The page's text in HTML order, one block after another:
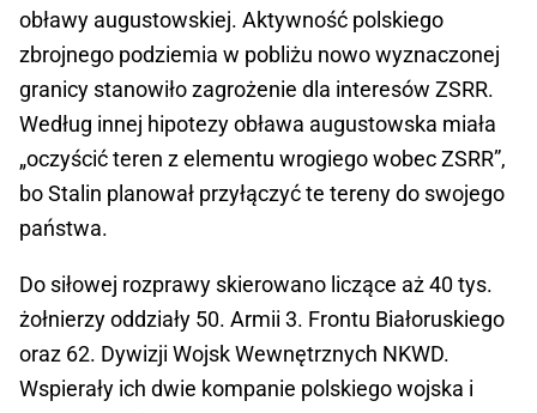
obławy augustowskiej. Aktywność polskiego
zbrojnego podziemia w pobliżu nowo wyznaczonej
granicy stanowiło zagrożenie dla interesów ZSRR.
Według innej hipotezy obława augustowska miała
„oczyścić teren z elementu wrogiego wobec ZSRR”,
bo Stalin planował przyłączyć te tereny do swojego
państwa.
Do siłowej rozprawy skierowano liczące aż 40 tys.
żołnierzy oddziały 50. Armii 3. Frontu Białoruskiego
oraz 62. Dywizji Wojsk Wewnętrznych NKWD.
Wspierały ich dwie kompanie polskiego wojska i